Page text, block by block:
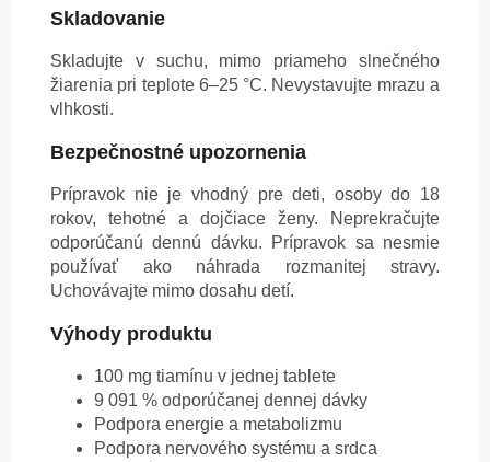
Skladovanie
Skladujte v suchu, mimo priameho slnečného
žiarenia pri teplote 6–25 °C. Nevystavujte mrazu a
vlhkosti.
Bezpečnostné upozornenia
Prípravok nie je vhodný pre deti, osoby do 18
rokov, tehotné a dojčiace ženy. Neprekračujte
odporúčanú dennú dávku. Prípravok sa nesmie
používať ako náhrada rozmanitej stravy.
Uchovávajte mimo dosahu detí.
Výhody produktu
100 mg tiamínu v jednej tablete
9 091 % odporúčanej dennej dávky
Podpora energie a metabolizmu
Podpora nervového systému a srdca